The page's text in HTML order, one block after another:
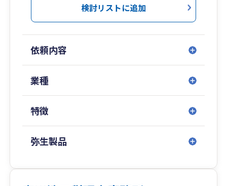
検討リストに追加
依頼内容
業種
特徴
弥生製品